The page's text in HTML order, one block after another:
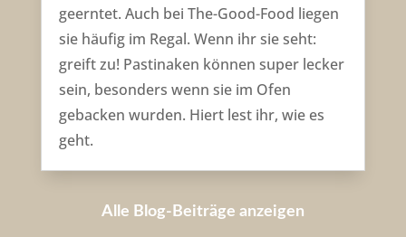
geerntet. Auch bei The-Good-Food liegen
sie häufig im Regal. Wenn ihr sie seht:
greift zu! Pastinaken können super lecker
sein, besonders wenn sie im Ofen
gebacken wurden. Hiert lest ihr, wie es
geht.
Alle Blog-Beiträge anzeigen